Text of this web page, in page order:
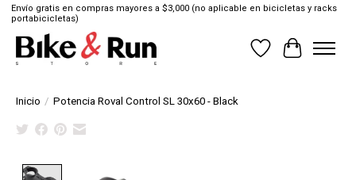
Envío gratis en compras mayores a $3,000 (no aplicable en bicicletas y racks
portabicicletas)
Lista de deseos
Cesta
Inicio / Potencia Roval Control SL 30x60 - Black